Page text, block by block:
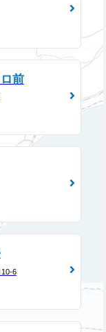
前
6